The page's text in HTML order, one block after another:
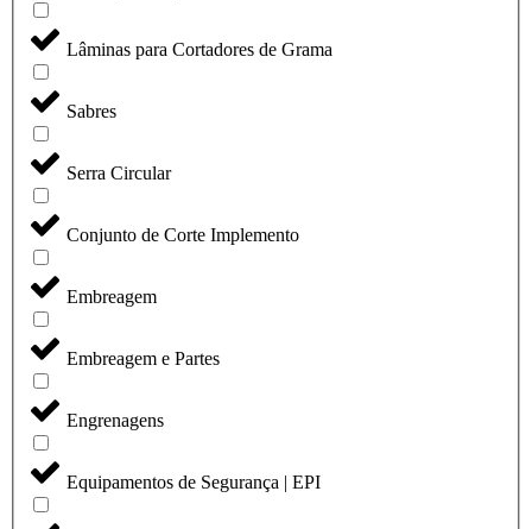
Lâminas para Cortadores de Grama
Sabres
Serra Circular
Conjunto de Corte Implemento
Embreagem
Embreagem e Partes
Engrenagens
Equipamentos de Segurança | EPI